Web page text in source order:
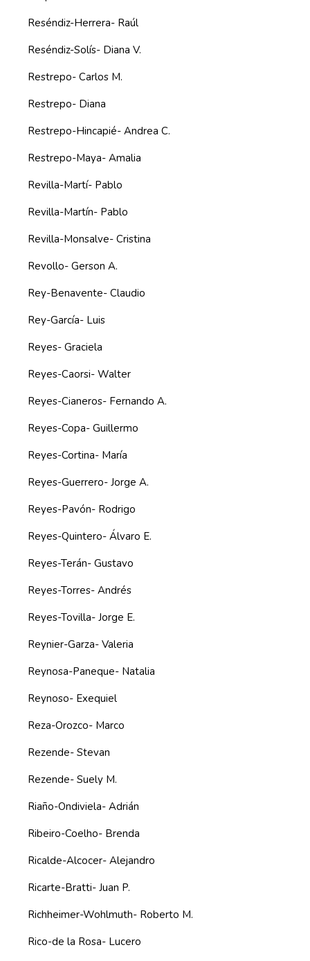
Reséndiz-Herrera- Raúl
Reséndiz-Solís- Diana V.
Restrepo- Carlos M.
Restrepo- Diana
Restrepo-Hincapié- Andrea C.
Restrepo-Maya- Amalia
Revilla-Martí- Pablo
Revilla-Martín- Pablo
Revilla-Monsalve- Cristina
Revollo- Gerson A.
Rey-Benavente- Claudio
Rey-García- Luis
Reyes- Graciela
Reyes-Caorsi- Walter
Reyes-Cianeros- Fernando A.
Reyes-Copa- Guillermo
Reyes-Cortina- María
Reyes-Guerrero- Jorge A.
Reyes-Pavón- Rodrigo
Reyes-Quintero- Álvaro E.
Reyes-Terán- Gustavo
Reyes-Torres- Andrés
Reyes-Tovilla- Jorge E.
Reynier-Garza- Valeria
Reynosa-Paneque- Natalia
Reynoso- Exequiel
Reza-Orozco- Marco
Rezende- Stevan
Rezende- Suely M.
Riaño-Ondiviela- Adrián
Ribeiro-Coelho- Brenda
Ricalde-Alcocer- Alejandro
Ricarte-Bratti- Juan P.
Richheimer-Wohlmuth- Roberto M.
Rico-de la Rosa- Lucero